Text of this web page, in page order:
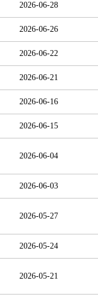
2026-06-28
2026-06-26
2026-06-22
2026-06-21
2026-06-16
2026-06-15
2026-06-04
2026-06-03
2026-05-27
2026-05-24
2026-05-21